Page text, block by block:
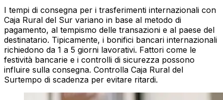
I tempi di consegna per i trasferimenti internazionali con
Caja Rural del Sur variano in base al metodo di
pagamento, al tempismo delle transazioni e al paese del
destinatario. Tipicamente, i bonifici bancari internazionali
richiedono da 1 a 5 giorni lavorativi. Fattori come le
festività bancarie e i controlli di sicurezza possono
influire sulla consegna. Controlla Caja Rural del
Surtempo di scadenza per evitare ritardi.